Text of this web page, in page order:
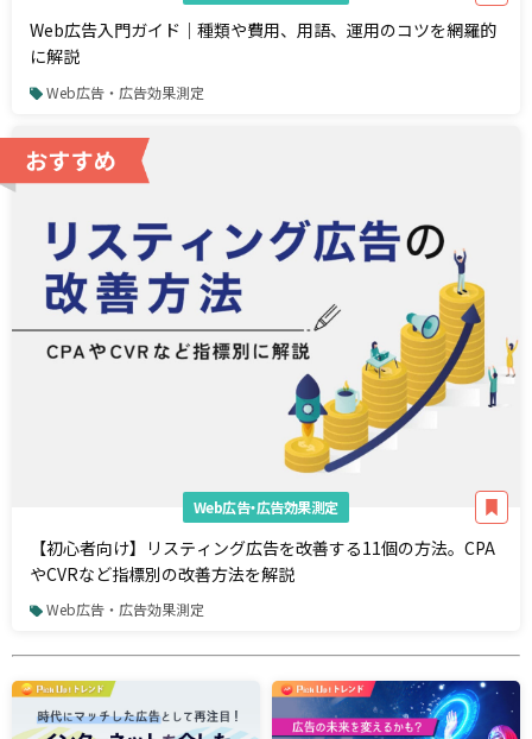
Web広告入門ガイド｜種類や費用、用語、運用のコツを網羅的
に解説
Web広告・広告効果測定
Web広告・広告効果測定
【初心者向け】リスティング広告を改善する11個の方法。CPA
やCVRなど指標別の改善方法を解説
Web広告・広告効果測定